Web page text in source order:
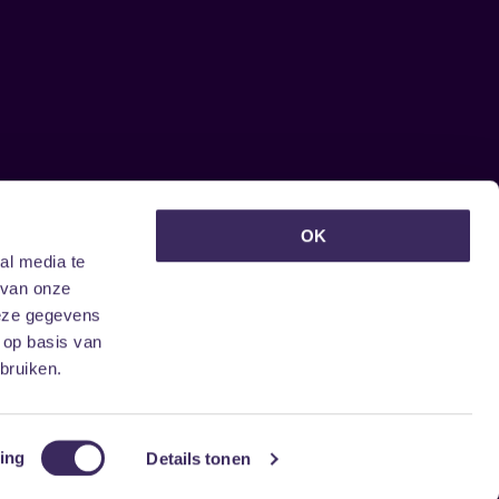
media te
onze
gegevens
basis van
Details tonen
OK
ontvangen?